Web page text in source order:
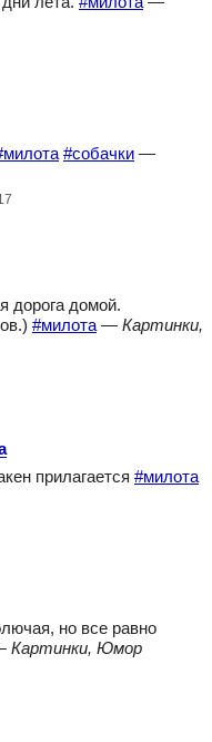
#собачки —
дорога домой.
#милота — Картинки,
прилагается #милота
но все равно
Картинки, Юмор